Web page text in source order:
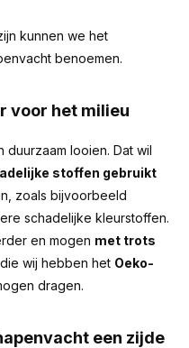
kunnen we het
benoemen.
voor het milieu
looien. Dat wil
stoffen gebruikt
zoals bijvoorbeeld
schadelijke kleurstoffen.
en mogen met trots
wij hebben het Oeko-
dragen.
een zijde